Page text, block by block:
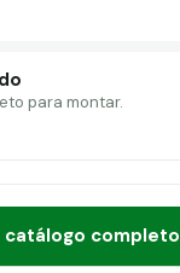
para montar.
catálogo completo